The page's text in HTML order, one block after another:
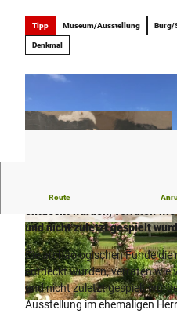
Tipp Museum/Ausstellung Burg/
Denkmal
© Werburg-Museum Spenge
© Manuela Küsen, Teutoburger Wald Tourismu
s
Route
Die archäologischen Funde
und nicht zuletzt gespielt
Die archäologischen Funde
entdeckt wurden, verraten wie
und nicht zuletzt gespielt
Ausstellung im ehemaligen